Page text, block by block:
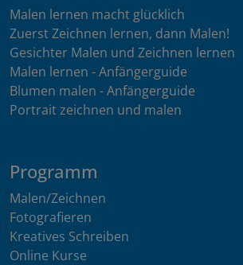
Malen lernen macht glücklich
Zuerst Zeichnen lernen, dann Malen!
Gesichter Malen und Zeichnen lernen
Malen lernen - Anfängerguide
Blumen malen - Anfängerguide
Portrait zeichnen und malen
Programm
Malen/Zeichnen
Fotografieren
Kreatives Schreiben
Online Kurse